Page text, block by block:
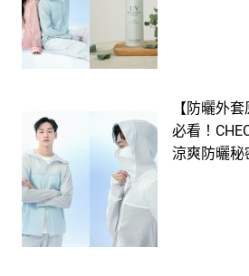
【防曬外
必看！
涼爽防曬秘